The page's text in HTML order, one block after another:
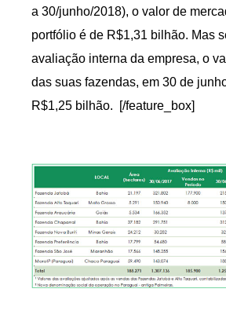
a 30/junho/2018), o valor de
portfólio é de R$1,31 bilhão. Mas
avaliação interna da empresa, o
das suas fazendas, em 30 de
R$1,25 bilhão. [/feature_box]